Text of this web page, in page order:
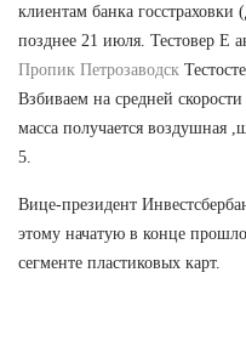
клиентам банка
позднее 21 июля. Тестовер Е
Пропик Петрозаводск
Взбиваем на средней
масса получается воздушная
5.
Вице-президент
этому начатую в конце
сегменте пластиковых карт.